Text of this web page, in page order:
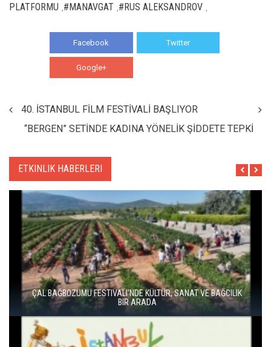
PLATFORMU #MANAVGAT #RUS ALEKSANDROV
Facebook Twitter
Google+
40. İSTANBUL FİLM FESTİVALİ BAŞLIYOR
“BERGEN” SETİNDE KADINA YÖNELİK ŞİDDETE TEPKİ
ETKINLIK HABERLERI
ÇAL BAĞBOZUMU FESTIVALI’NDE KÜLTÜR, SANAT VE BAĞCILIK
BIR ARADA